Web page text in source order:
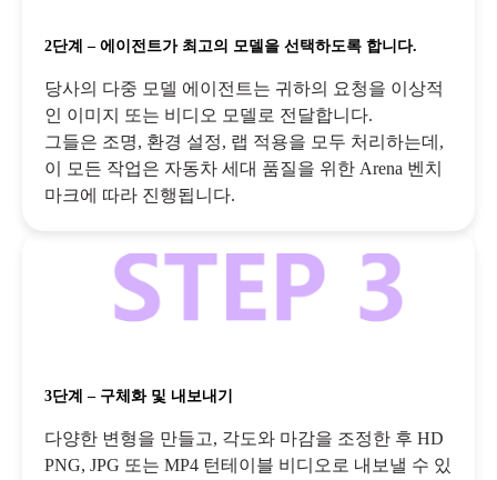
2단계 – 에이전트가 최고의 모델을 선택하도록 합니다.
당사의 다중 모델 에이전트는 귀하의 요청을 이상적
인 이미지 또는 비디오 모델로 전달합니다.
그들은 조명, 환경 설정, 랩 적용을 모두 처리하는데,
이 모든 작업은 자동차 세대 품질을 위한 Arena 벤치
마크에 따라 진행됩니다.
3단계 – 구체화 및 내보내기
다양한 변형을 만들고, 각도와 마감을 조정한 후 HD
PNG, JPG 또는 MP4 턴테이블 비디오로 내보낼 수 있